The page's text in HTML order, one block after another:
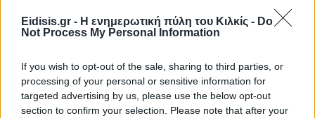
Eidisis.gr - Η ενημερωτική πύλη του Κιλκίς - Do
Not Process My Personal Information
If you wish to opt-out of the sale, sharing to third parties, or
processing of your personal or sensitive information for
targeted advertising by us, please use the below opt-out
section to confirm your selection. Please note that after your